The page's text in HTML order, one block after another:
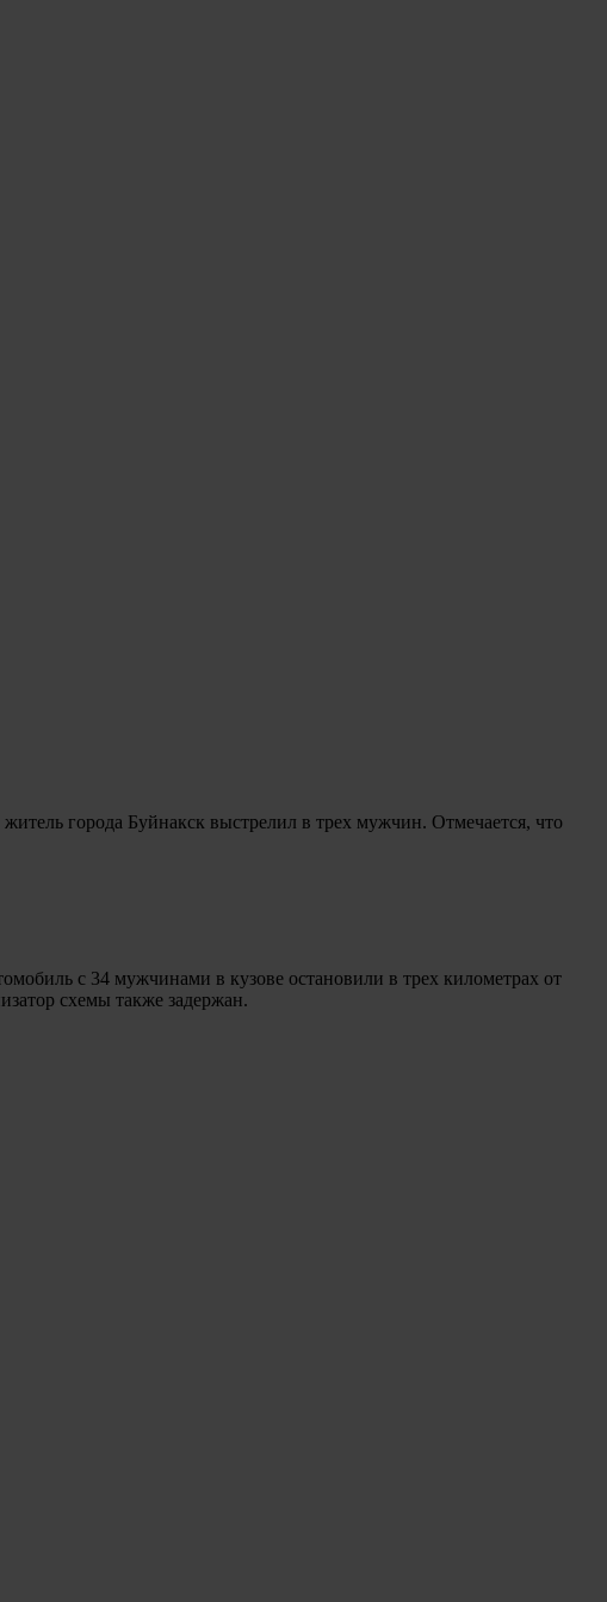
города Буйнакск выстрелил в трех мужчин. Отмечается, что
с 34 мужчинами в кузове остановили в трех километрах от
схемы также задержан.